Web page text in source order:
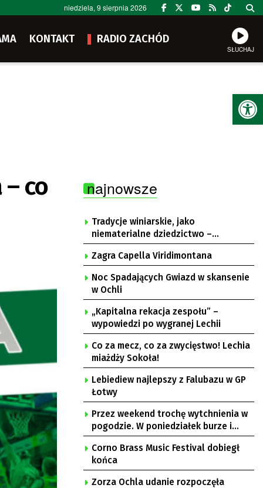
niedziela, 9 sierpnia 2026
KONTAKT RADIO ZACHÓD
SŁUCHAJ
– co
najnowsze
Tradycje winiarskie, jako
niematerialne dziedzictwo –
konsultacje i projekt
Zagra Capella Viridimontana
Noc Spadających Gwiazd w skansenie
w Ochli
„Kapitalna rekacja zespołu” –
wypowiedzi po wygranej Lechii
Co za mecz, co za zwycięstwo! Lechia
miażdży Sokoła!
Lebiediew najlepszy z Falubazu w GP
Łotwy
Przez weekend trochę wytchnienia w
pogodzie. W poniedziałek burze i
upał
Corno Brass Music Festival dobiegł
końca
Zorza Ochla udanie rozpoczęła